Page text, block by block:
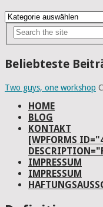
Kategorien
Beliebteste
Two guys, one workshop
HOME
BLOG
KONTAKT
[WPFORMS
IMPRESSUM
IMPRESSUM